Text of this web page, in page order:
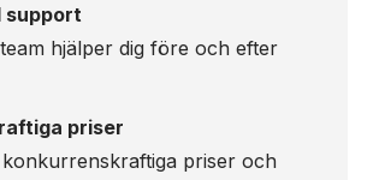
support
hjälper dig före och efter
priser
priser och